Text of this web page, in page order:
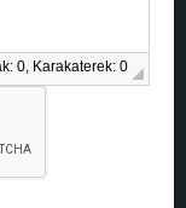
0, Karakaterek: 0